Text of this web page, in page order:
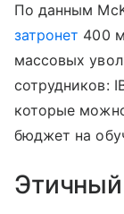
По данным
затронет 400
массовых
сотрудников:
которые
бюджет на